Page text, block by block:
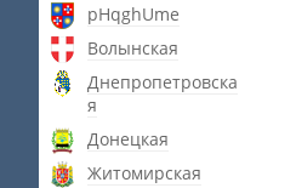
pHqghUme
Волынская
Днепропетровска
я
Донецкая
Житомирская